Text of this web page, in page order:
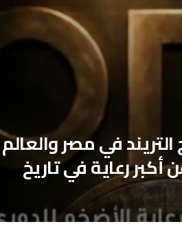
في مصر والعالم
أكبر رعاية في تاريخ